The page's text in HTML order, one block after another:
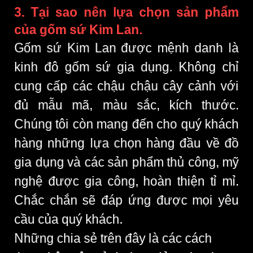
3. Tại sao nên lựa chọn sản phẩm
của gốm sứ Kim Lan.
Gốm sứ Kim Lan được mệnh danh là
kinh đô gốm sứ gia dụng. Không chỉ
cung cấp các chậu chậu cây cảnh với
đủ mẫu mã, màu sắc, kích thước.
Chúng tôi còn mang đến cho quý khách
hàng những lựa chọn hàng đầu về đồ
gia dụng và các sản phẩm thủ công, mỹ
nghệ được gia công, hoàn thiện tỉ mỉ.
Chắc chắn sẽ đáp ứng được mọi yêu
cầu của quý khách.
Những chia sẻ trên đây là các cách